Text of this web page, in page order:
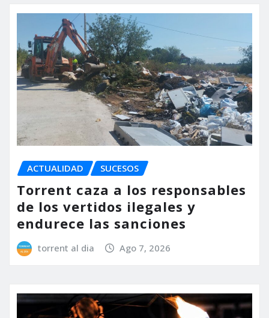
ACTUALIDAD SUCESOS
Torrent caza a los responsables
de los vertidos ilegales y
endurece las sanciones
torrent al dia Ago 7, 2026